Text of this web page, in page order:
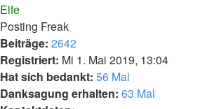
Elfe
Posting Freak
Beiträge: 2642
Registriert: Mi 1. Mai 2019, 13:04
Hat sich bedankt: 56 Mal
Danksagung erhalten: 63 Mal